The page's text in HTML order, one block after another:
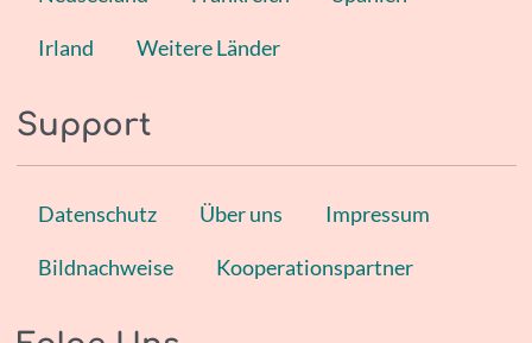
Irland Weitere Länder
Support
Datenschutz Über uns Impressum
Bildnachweise Kooperationspartner